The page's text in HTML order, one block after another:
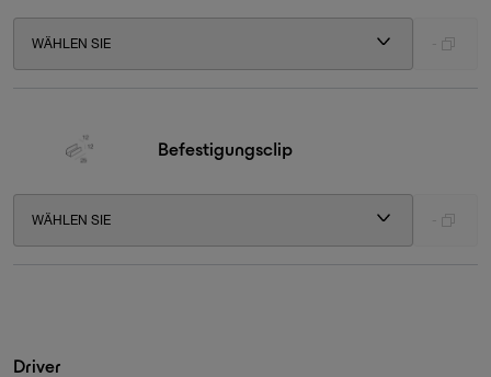
WÄHLEN SIE
Befestigungsclip
WÄHLEN SIE
Driver